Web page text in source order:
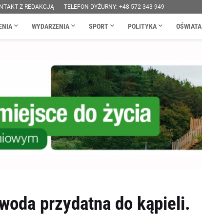
Z REDAKCJĄ TELEFON DYŻURNY: +48 572 343 949
WYDARZENIA SPORT POLITYKA OŚWIATA
przydatna do kąpieli.